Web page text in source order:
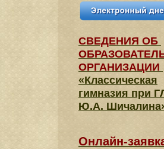
СВЕДЕНИЯ​ ОБ
ОРГАНИЗАЦИИ
«Классическая
гимназия при
Ю.А.
Онлайн-